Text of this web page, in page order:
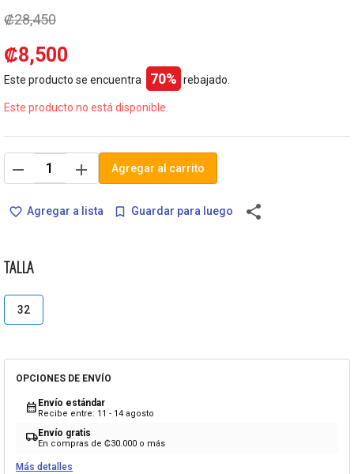
₡28,450
₡8,500
Este producto se encuentra 70% rebajado.
Este producto no está disponible.
remove add Agregar al carrito
favorite_border Agregar a lista bookmark_border Guardar para luego share
TALLA
32
OPCIONES DE ENVÍO
calendar_month Envío estándar
Recibe entre: 11 - 14 agosto
local_shippingEnvío gratis
En compras de ₡30.000 o más
Más detalles